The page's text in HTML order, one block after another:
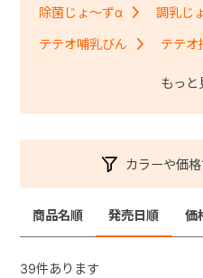
除菌じょ～ずα 調乳じ
テテオ哺乳びん テテオ
テテオ授乳のお手本ＬｉＣＯ
カラーや価
商品名順 発売日順 価
39件あります